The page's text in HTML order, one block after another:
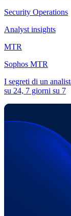
Security Operations
Analyst insights
MTR
Sophos MTR
I segreti di un
su 24, 7 giorni su 7